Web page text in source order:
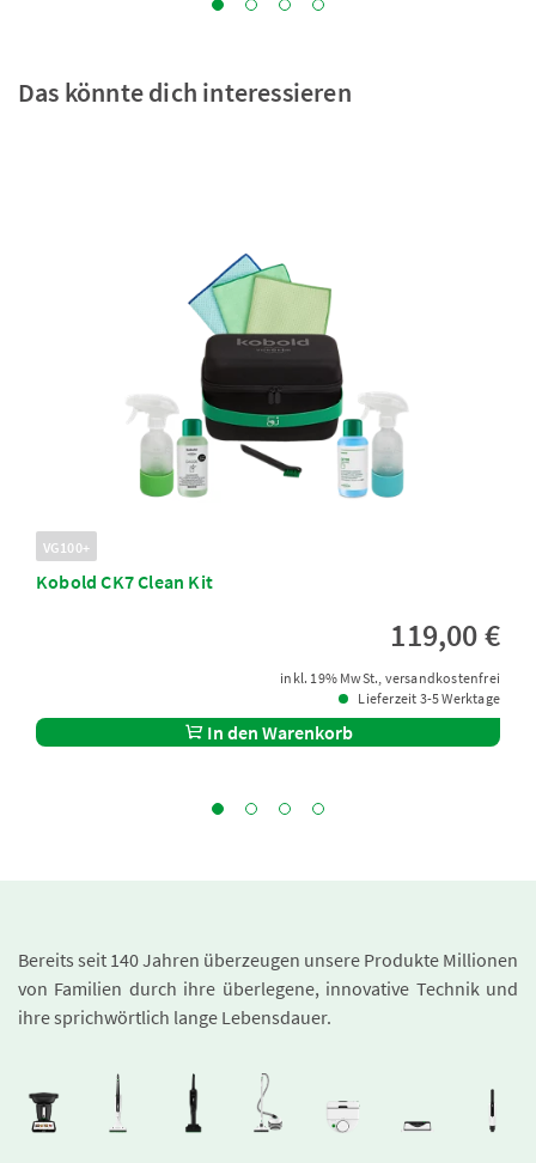
Das könnte dich interessieren
VG100+
Kobold CK7 Clean Kit
119,00 €
inkl. 19% MwSt., versandkostenfrei
Lieferzeit 3-5 Werktage
In den Warenkorb
Bereits seit 140 Jahren überzeugen unsere Produkte Millionen
von Familien durch ihre überlegene, innovative Technik und
ihre sprichwörtlich lange Lebensdauer.